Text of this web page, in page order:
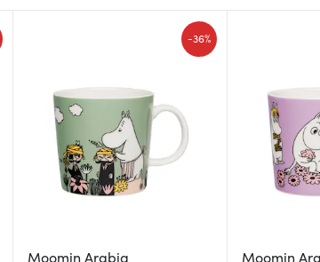
Moomin Arabia
-36%
Moomin